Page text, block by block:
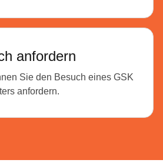
anfordern
Sie den Besuch eines GSK
anfordern.